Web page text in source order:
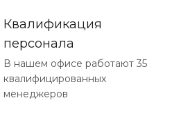
Квалификация
персонала
В нашем офисе работают 35
квалифицированных
менеджеров